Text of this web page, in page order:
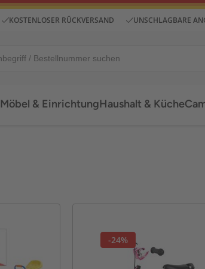
KOSTENLOSER RÜCKVERSAND UNSCHLAGBARE
Möbel & EinrichtungHaushalt & Küche
-24%